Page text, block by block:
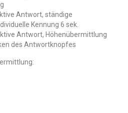
Antwort, ständige
Kennung 6 sek.
Antwort, Höhenübermittlung
des Antwortknopfes